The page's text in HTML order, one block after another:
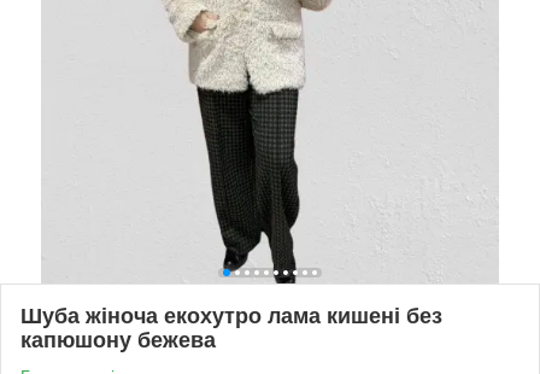
Шуба жіноча екохутро лама кишені без
капюшону бежева